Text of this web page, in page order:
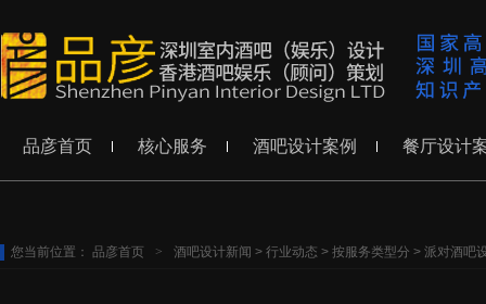
品彦首页 核心服务 酒吧设计案例 餐厅设计
您当前位置： 品彦首页 > 酒吧设计新闻 > 行业动态 > 按服务类型分 > 派对酒吧